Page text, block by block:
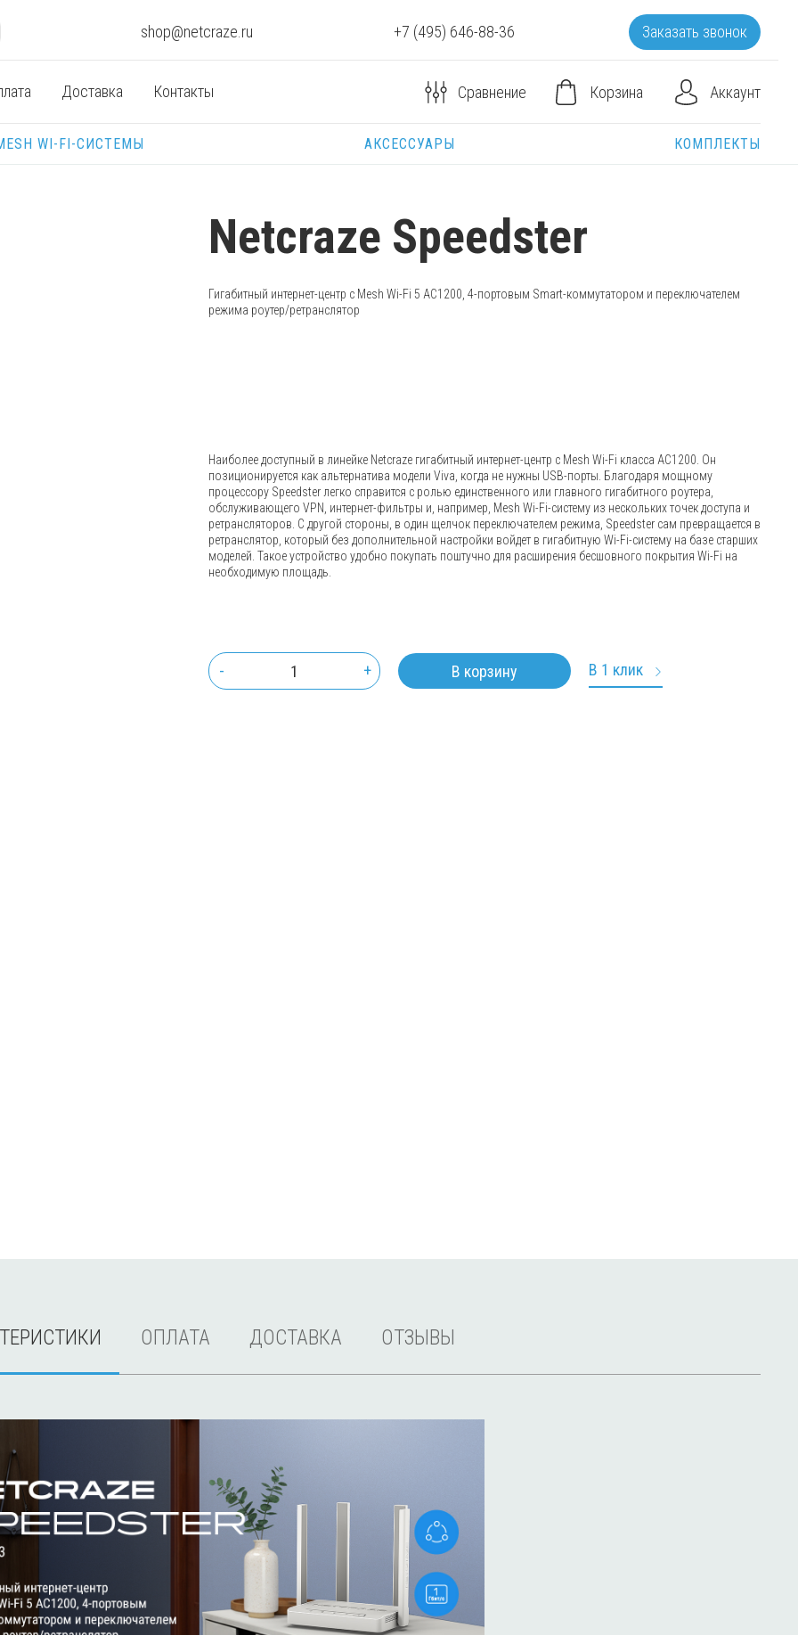
shop@netcraze.ru +7 (495) 646-88-36 Заказать звонок
Доставка Контакты Сравнение Корзина Аккаунт
WI-FI-СИСТЕМЫ АКСЕССУАРЫ КОМПЛЕКТЫ
Netcraze Speedster
Гигабитный интернет-центр с Mesh Wi-Fi 5 AC1200, 4-портовым Smart-коммутатором и переключателем
режима роутер/ретранслятор
Наиболее доступный в линейке Netcraze гигабитный интернет-центр с Mesh Wi-Fi класса AC1200. Он
позиционируется как альтернатива модели Viva, когда не нужны USB-порты. Благодаря мощному
процессору Speedster легко справится с ролью единственного или главного гигабитного роутера,
обслуживающего VPN, интернет-фильтры и, например, Mesh Wi-Fi-систему из нескольких точек доступа и
ретрансляторов. С другой стороны, в один щелчок переключателем режима, Speedster сам превращается в
ретранслятор, который без дополнительной настройки войдет в гигабитную Wi-Fi-систему на базе старших
моделей. Такое устройство удобно покупать поштучно для расширения бесшовного покрытия Wi-Fi на
необходимую площадь.
- + В корзину В 1 клик
ОПЛАТА ДОСТАВКА ОТЗЫВЫ